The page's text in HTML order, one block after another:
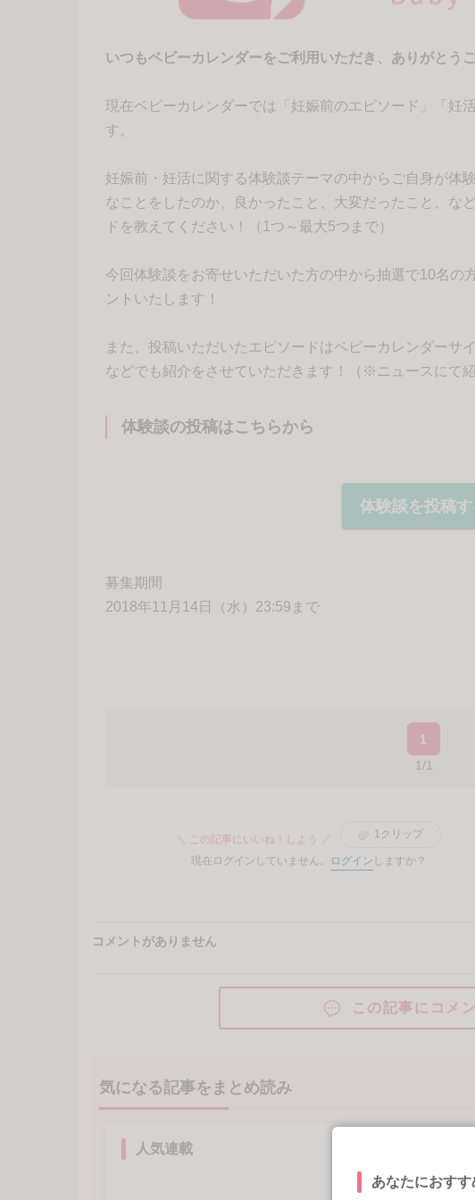
いつもベビーカレンダーをご利用いただき、ありがとうご
現在ベビーカレンダーでは「妊娠前のエピソード」「妊
す。
妊娠前・妊活に関する体験談テーマの中からご自身が体
なことをしたのか、良かったこと、大変だったこと、な
ドを教えてください！（1つ～最大5つまで）
今回体験談をお寄せいただいた方の中から抽選で10名の
ントいたします！
また、投稿いただいたエピソードはベビーカレンダーサイ
などでも紹介をさせていただきます！（※ニュースにて
体験談の投稿はこちらから
体験談を投稿す
募集期間
2018年11月14日（水）23:59まで
1
1/1
＼ この記事にいいね！しよう ／ 1 クリップ
現在ログインしていません。 ログイン しますか？
コメントがありません
この記事にコメ
気になる記事をまとめ読み
人気連載
あなたにおす